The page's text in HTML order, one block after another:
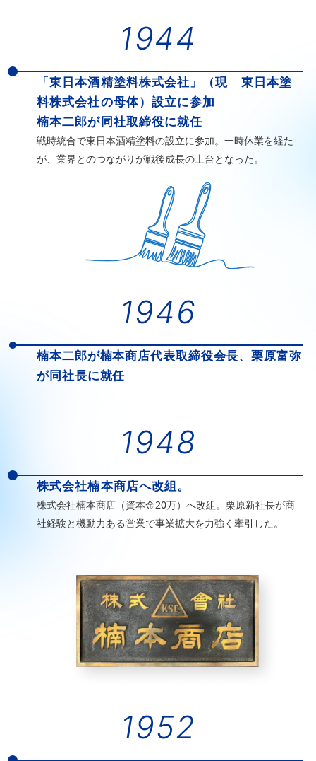
1944
「東日本酒精塗料株式会社」（現 東日本塗
料株式会社の母体）設立に参加
楠本二郎が同社取締役に就任
戦時統合で東日本酒精塗料の設立に参加。一時休業を経た
が、業界とのつながりが戦後成長の土台となった。
1946
楠本二郎が楠本商店代表取締役会長、栗原富弥
が同社長に就任
1948
株式会社楠本商店へ改組。
株式会社楠本商店（資本金20万）へ改組。栗原新社長が商
社経験と機動力ある営業で事業拡大を力強く牽引した。
1952